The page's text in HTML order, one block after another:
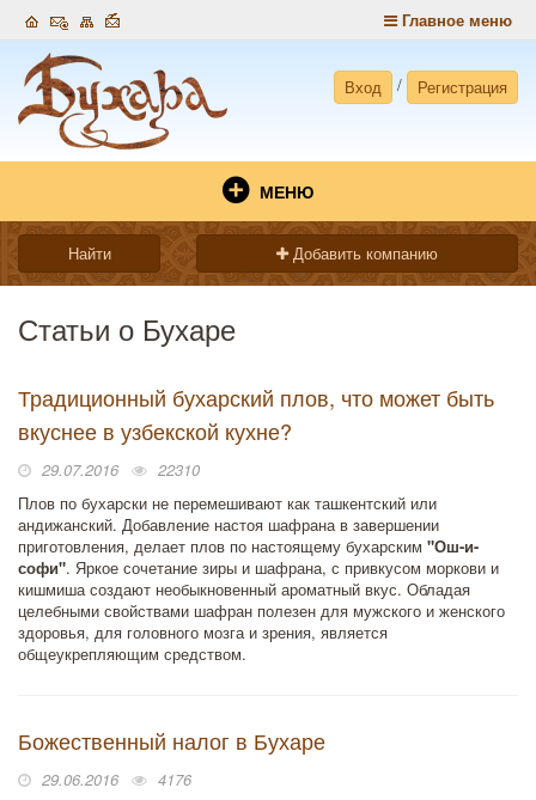
Главное меню
Вход / Регистрация
МЕНЮ
Найти Добавить компанию
Статьи о Бухаре
Традиционный бухарский плов, что может быть
вкуснее в узбекской кухне?
29.07.2016
22310
Плов по бухарски не перемешивают как ташкентский или
андижанский. Добавление настоя шафрана в завершении
приготовления, делает плов по настоящему бухарским "Ош-и-
софи". Яркое сочетание зиры и шафрана, с привкусом моркови и
кишмиша создают необыкновенный ароматный вкус. Обладая
целебными свойствами шафран полезен для мужского и женского
здоровья, для головного мозга и зрения, является
общеукрепляющим средством.
Божественный налог в Бухаре
29.06.2016
4176